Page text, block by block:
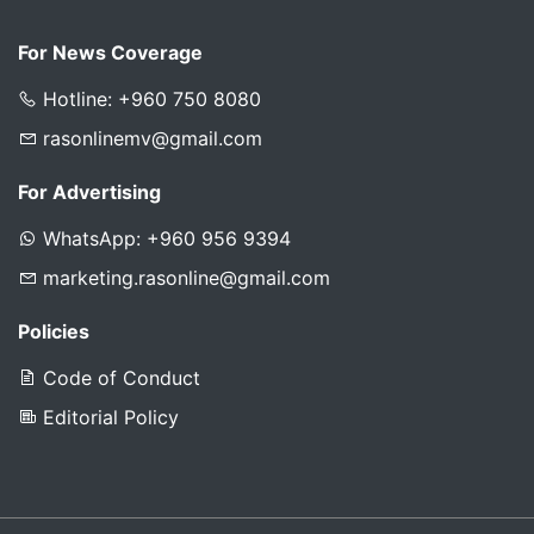
For News Coverage
Hotline: +960 750 8080
rasonlinemv@gmail.com
For Advertising
WhatsApp: +960 956 9394
marketing.rasonline@gmail.com
Policies
Code of Conduct
Editorial Policy